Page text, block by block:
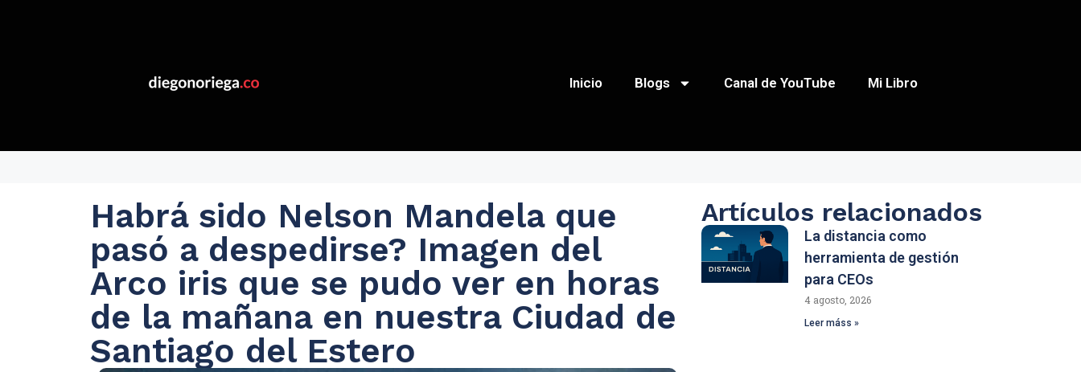
Inicio Blogs Canal de YouTube Mi Libro
Habrá sido Nelson Mandela que
pasó a despedirse? Imagen del
Arco iris que se pudo ver en horas
de la mañana en nuestra Ciudad de
Santiago del Estero
Artículos relacionados
La distancia como
herramienta de gestión
para CEOs
4 agosto, 2026
Leer máss »